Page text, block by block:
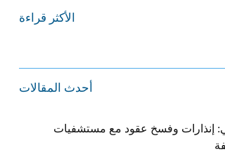
الأكثر قراءة
أحدث المقالات
إنذارات وفسخ عقود مع مستشفيات